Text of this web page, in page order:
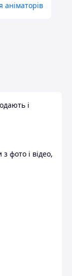
аніматорів
і
фото і відео,